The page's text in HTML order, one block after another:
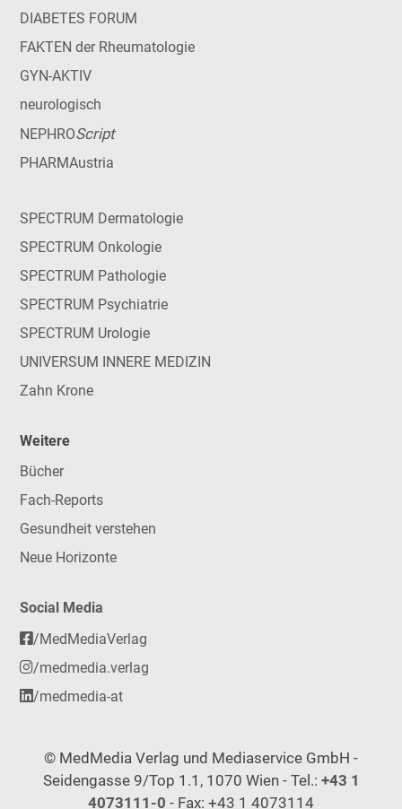
DIABETES FORUM
FAKTEN der Rheumatologie
GYN-AKTIV
neurologisch
NEPHROScript
PHARMAustria
SPECTRUM Dermatologie
SPECTRUM Onkologie
SPECTRUM Pathologie
SPECTRUM Psychiatrie
SPECTRUM Urologie
UNIVERSUM INNERE MEDIZIN
Zahn Krone
Weitere
Bücher
Fach-Reports
Gesundheit verstehen
Neue Horizonte
Social Media
/MedMediaVerlag
/medmedia.verlag
/medmedia-at
© MedMedia Verlag und Mediaservice GmbH -
Seidengasse 9/Top 1.1, 1070 Wien - Tel.: +43 1
4073111-0 - Fax: +43 1 4073114